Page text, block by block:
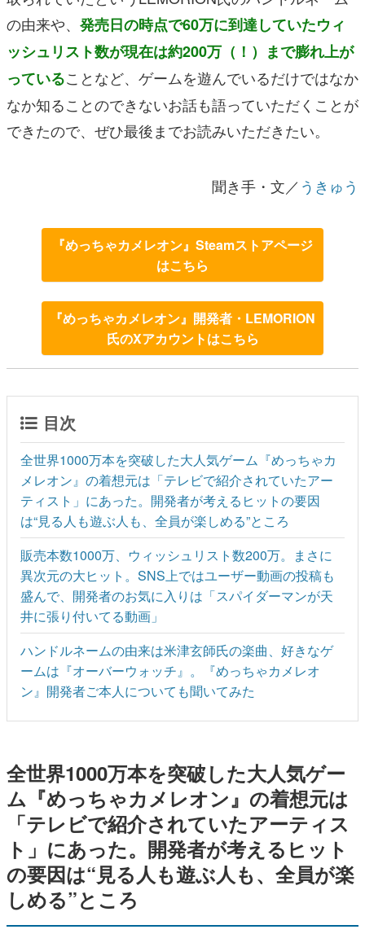
の由来や、 発売日の時点で60万に到達していたウィ
ッシュリスト数が現在は約200万（！）まで膨れ上が
っていることなど、ゲームを遊んでいるだけではなか
なか知ることのできないお話も語っていただくことが
できたので、ぜひ最後までお読みいただきたい。
聞き手・文／ うきゅう
『めっちゃカメレオン』Steamストアページ
はこちら
『めっちゃカメレオン』開発者・LEMORION
氏のXアカウントはこちら
目次
全世界1000万本を突破した大人気ゲーム『めっちゃカ
メレオン』の着想元は「テレビで紹介されていたアー
ティスト」にあった。開発者が考えるヒットの要因
は“見る人も遊ぶ人も、全員が楽しめる”ところ
販売本数1000万、ウィッシュリスト数200万。まさに
異次元の大ヒット。SNS上ではユーザー動画の投稿も
盛んで、開発者のお気に入りは「スパイダーマンが天
井に張り付いてる動画」
ハンドルネームの由来は米津玄師氏の楽曲、好きなゲ
ームは『オーバーウォッチ』。『めっちゃカメレオ
ン』開発者ご本人についても聞いてみた
全世界1000万本を突破した大人気ゲー
ム『めっちゃカメレオン』の着想元は
「テレビで紹介されていたアーティス
ト」にあった。開発者が考えるヒット
の要因は“見る人も遊ぶ人も、全員が楽
しめる”ところ